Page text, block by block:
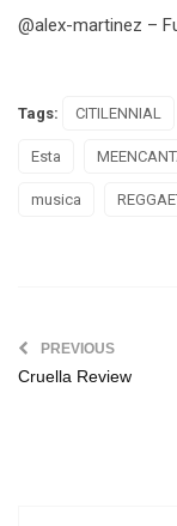
@alex-martinez –
Tags: CITILENNIAL
Esta
musica
PREVIOUS
Cruella Review